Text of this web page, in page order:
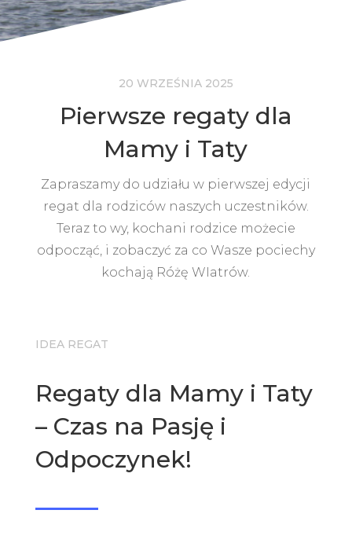
20 WRZEŚNIA 2025
Pierwsze regaty dla
Mamy i Taty
Zapraszamy do udziału w pierwszej edycji
regat dla rodziców naszych uczestników.
Teraz to wy, kochani rodzice możecie
odpocząć, i zobaczyć za co Wasze pociechy
kochają Różę WIatrów.
IDEA REGAT
Regaty dla Mamy i Taty
– Czas na Pasję i
Odpoczynek!